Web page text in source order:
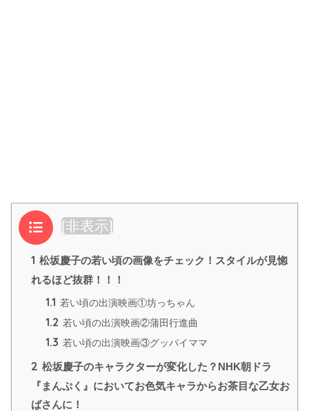
目次 [非表示]
1 松坂慶子の若い頃の画像をチェック！スタイルが見惚
れるほど抜群！！！
1.1 若い頃の出演映画①坊っちゃん
1.2 若い頃の出演映画②蒲田行進曲
1.3 若い頃の出演映画③グッパイママ
2 松坂慶子のキャラクターが変化した？NHK朝ドラ
『まんぷく』においてお色気キャラからお茶目な乙女お
ばさんに！